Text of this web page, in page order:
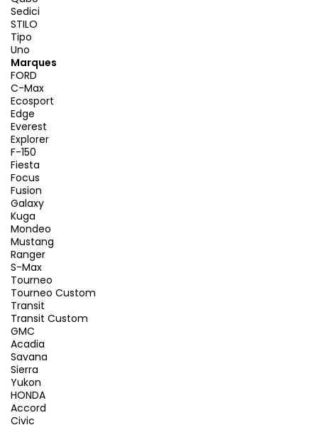
Sedici
STILO
Tipo
Uno
Marques
FORD
C-Max
Ecosport
Edge
Everest
Explorer
F-150
Fiesta
Focus
Fusion
Galaxy
Kuga
Mondeo
Mustang
Ranger
S-Max
Tourneo
Tourneo Custom
Transit
Transit Custom
GMC
Acadia
Savana
Sierra
Yukon
HONDA
Accord
Civic